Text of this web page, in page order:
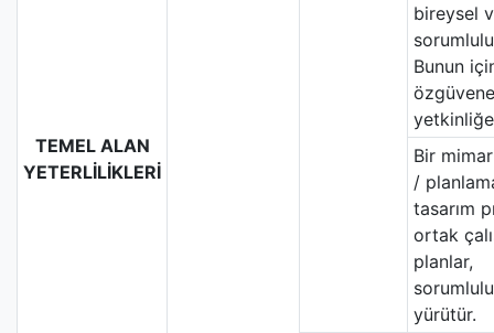
TEMEL ALAN
YETERLİLİKLERİ
bireysel
Bunun
Bir
/
tasarım
ortak
planlar,
yürütür.